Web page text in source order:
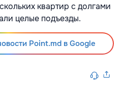
квартир с долгами
целые подъезды.
Point.md в Google